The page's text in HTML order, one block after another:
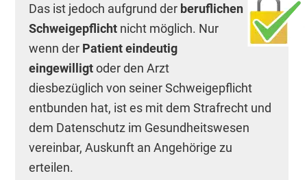
Das ist jedoch aufgrund der beruflichen
Schweigepflicht nicht möglich. Nur
wenn der Patient eindeutig
eingewilligtoder den Arzt
diesbezüglich von seiner Schweigepflicht
entbunden hat, ist es mit dem Strafrecht und
dem Datenschutz im Gesundheitswesen
vereinbar, Auskunft an Angehörige zu
erteilen.